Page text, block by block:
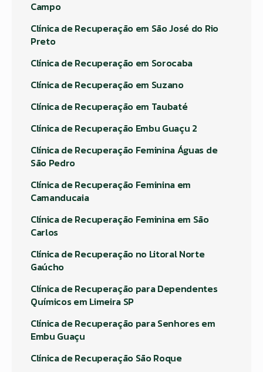
Campo
Clínica de Recuperação em São José do Rio
Preto
Clínica de Recuperação em Sorocaba
Clínica de Recuperação em Suzano
Clínica de Recuperação em Taubaté
Clínica de Recuperação Embu Guaçu 2
Clínica de Recuperação Feminina Águas de
São Pedro
Clínica de Recuperação Feminina em
Camanducaia
Clínica de Recuperação Feminina em São
Carlos
Clínica de Recuperação no Litoral Norte
Gaúcho
Clínica de Recuperação para Dependentes
Químicos em Limeira SP
Clínica de Recuperação para Senhores em
Embu Guaçu
Clínica de Recuperação São Roque